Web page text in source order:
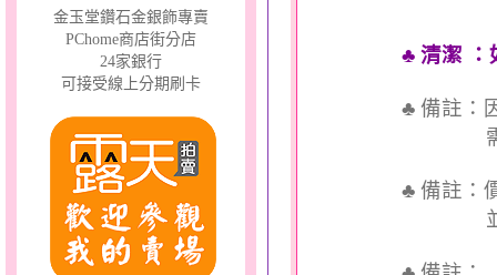
金玉堂鑽石金銀飾專賣
PChome商店街分店
24家銀行
可接受線上分期刷卡
♣ 清潔 ：
♣ 備註：
需依實
♣ 備註：
並交付